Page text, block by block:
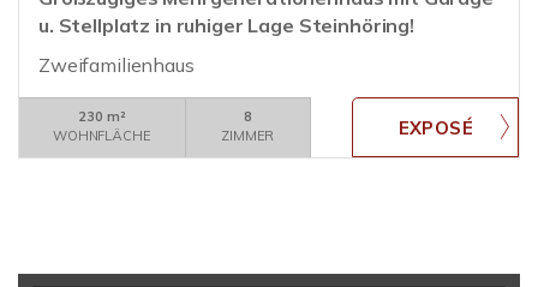
u. Stellplatz in ruhiger Lage Steinhöring!
Zweifamilienhaus
230 m²
WOHNFLÄCHE
8
ZIMMER